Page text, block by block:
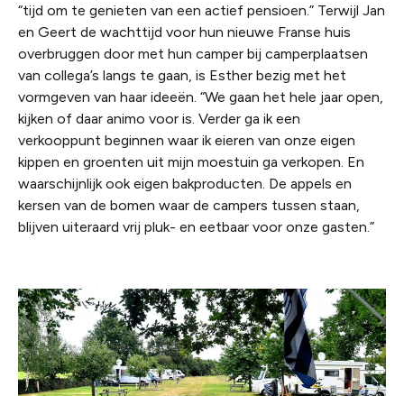
“tijd om te genieten van een actief pensioen.” Terwijl Jan
en Geert de wachttijd voor hun nieuwe Franse huis
overbruggen door met hun camper bij camperplaatsen
van collega’s langs te gaan, is Esther bezig met het
vormgeven van haar ideeën. “We gaan het hele jaar open,
kijken of daar animo voor is. Verder ga ik een
verkooppunt beginnen waar ik eieren van onze eigen
kippen en groenten uit mijn moestuin ga verkopen. En
waarschijnlijk ook eigen bakproducten. De appels en
kersen van de bomen waar de campers tussen staan,
blijven uiteraard vrij pluk- en eetbaar voor onze gasten.”